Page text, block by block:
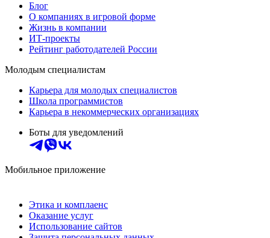
Блог
О компаниях в игровой форме
Жизнь в компании
ИТ-проекты
Рейтинг работодателей России
Молодым специалистам
Карьера для молодых специалистов
Школа программистов
Карьера в некоммерческих организациях
Боты для уведомлений
Мобильное приложение
Этика и комплаенс
Оказание услуг
Использование сайтов